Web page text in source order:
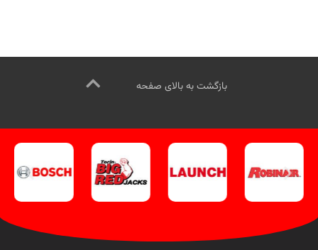
بازگشت به بالای صفحه